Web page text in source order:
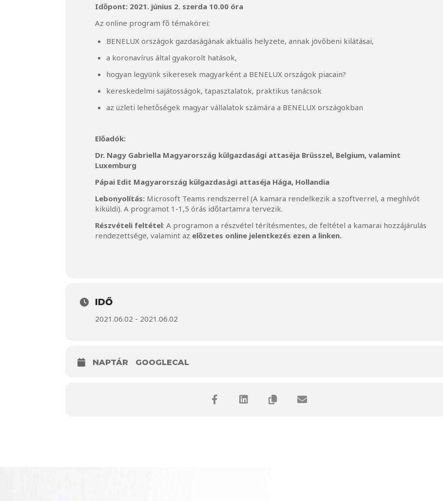
Időpont: 2021. június 2. szerda 10.00 óra
Az online program fő témakörei:
BENELUX országok gazdaságának aktuális helyzete, annak jövőbeni kilátásai,
a koronavírus által gyakorolt hatások,
hogyan legyünk sikeresek magyarként a BENELUX országok piacain?
kereskedelmi sajátosságok, tapasztalatok, praktikus tanácsok
az üzleti lehetőségek magyar vállalatok számára a BENELUX országokban
Előadók:
Dr. Nagy Gabriella Magyarország külgazdasági attaséja Brüsszel, Belgium, valamint
Luxemburg
Pápai Edit Magyarország külgazdasági attaséja Hága, Hollandia
Lebonyolítás: Microsoft Teams rendszerrel (A kamara rendelkezik a szoftverrel, a meghívót
kiküldi). A programot 1-1,5 órás időtartamra tervezik.
Részvételi feltétel: A programon a részvétel térítésmentes, de feltétel a kamarai hozzájárulás
rendezettsége, valamint az előzetes online jelentkezés ezen a linken.
IDŐ
2021.06.02 - 2021.06.02
NAPTÁR GOOGLECAL